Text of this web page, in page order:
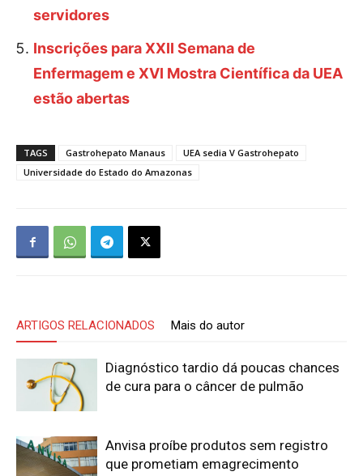
servidores
Inscrições para XXII Semana de
Enfermagem e XVI Mostra Científica da UEA
estão abertas
TAGS Gastrohepato Manaus
UEA sedia V Gastrohepato
Universidade do Estado do Amazonas
ARTIGOS RELACIONADOS Mais do autor
Diagnóstico tardio dá poucas chances
de cura para o câncer de pulmão
Anvisa proíbe produtos sem registro
que prometiam emagrecimento